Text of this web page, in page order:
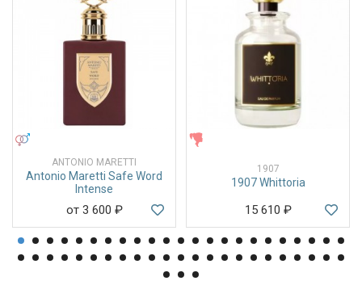
ANTONIO MARETTI
Antonio Maretti Safe Word
Intense
от 3 600 ₽
1907
1907 Whittoria
15 610 ₽